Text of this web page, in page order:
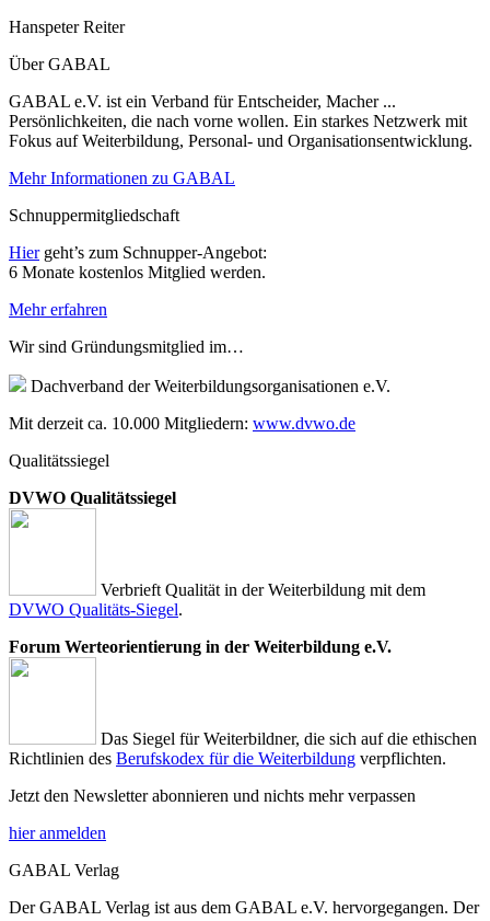
Hanspeter Reiter
Über GABAL
GABAL e.V. ist ein Verband für Entscheider, Macher ...
Persönlichkeiten, die nach vorne wollen. Ein starkes Netzwerk mit
Fokus auf Weiterbildung, Personal- und Organisationsentwicklung.
Mehr Informationen zu GABAL
Schnuppermitgliedschaft
Hiergeht’s zum Schnupper-Angebot:
6 Monate kostenlos Mitglied werden.
Mehr erfahren
Wir sind Gründungsmitglied im…
Dachverband der Weiterbildungsorganisationen e.V.
Mit derzeit ca. 10.000 Mitgliedern: www.dvwo.de
Qualitätssiegel
DVWO Qualitätssiegel
Verbrieft Qualität in der Weiterbildung mit dem
DVWO Qualitäts-Siegel.
Forum Werteorientierung in der Weiterbildung e.V.
Das Siegel für Weiterbildner, die sich auf die ethischen
Richtlinien des Berufskodex für die Weiterbildung verpflichten.
Jetzt den Newsletter abonnieren und nichts mehr verpassen
hier anmelden
GABAL Verlag
Der GABAL Verlag ist aus dem GABAL e.V. hervorgegangen. Der